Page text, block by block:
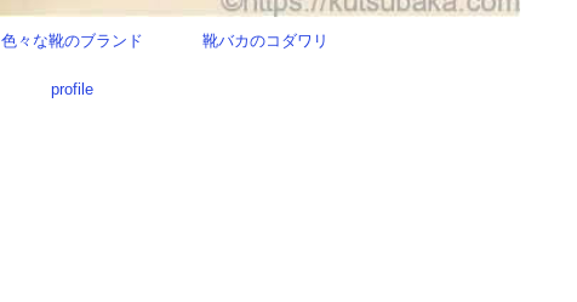
色々な靴のブランド 靴バカのコダワリ
profile